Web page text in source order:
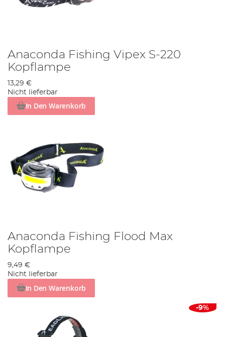
Anaconda Fishing Vipex S-220
Kopflampe
13,29 €
Nicht lieferbar
In Den Warenkorb
Anaconda Fishing Flood Max
Kopflampe
9,49 €
Nicht lieferbar
In Den Warenkorb
-9%